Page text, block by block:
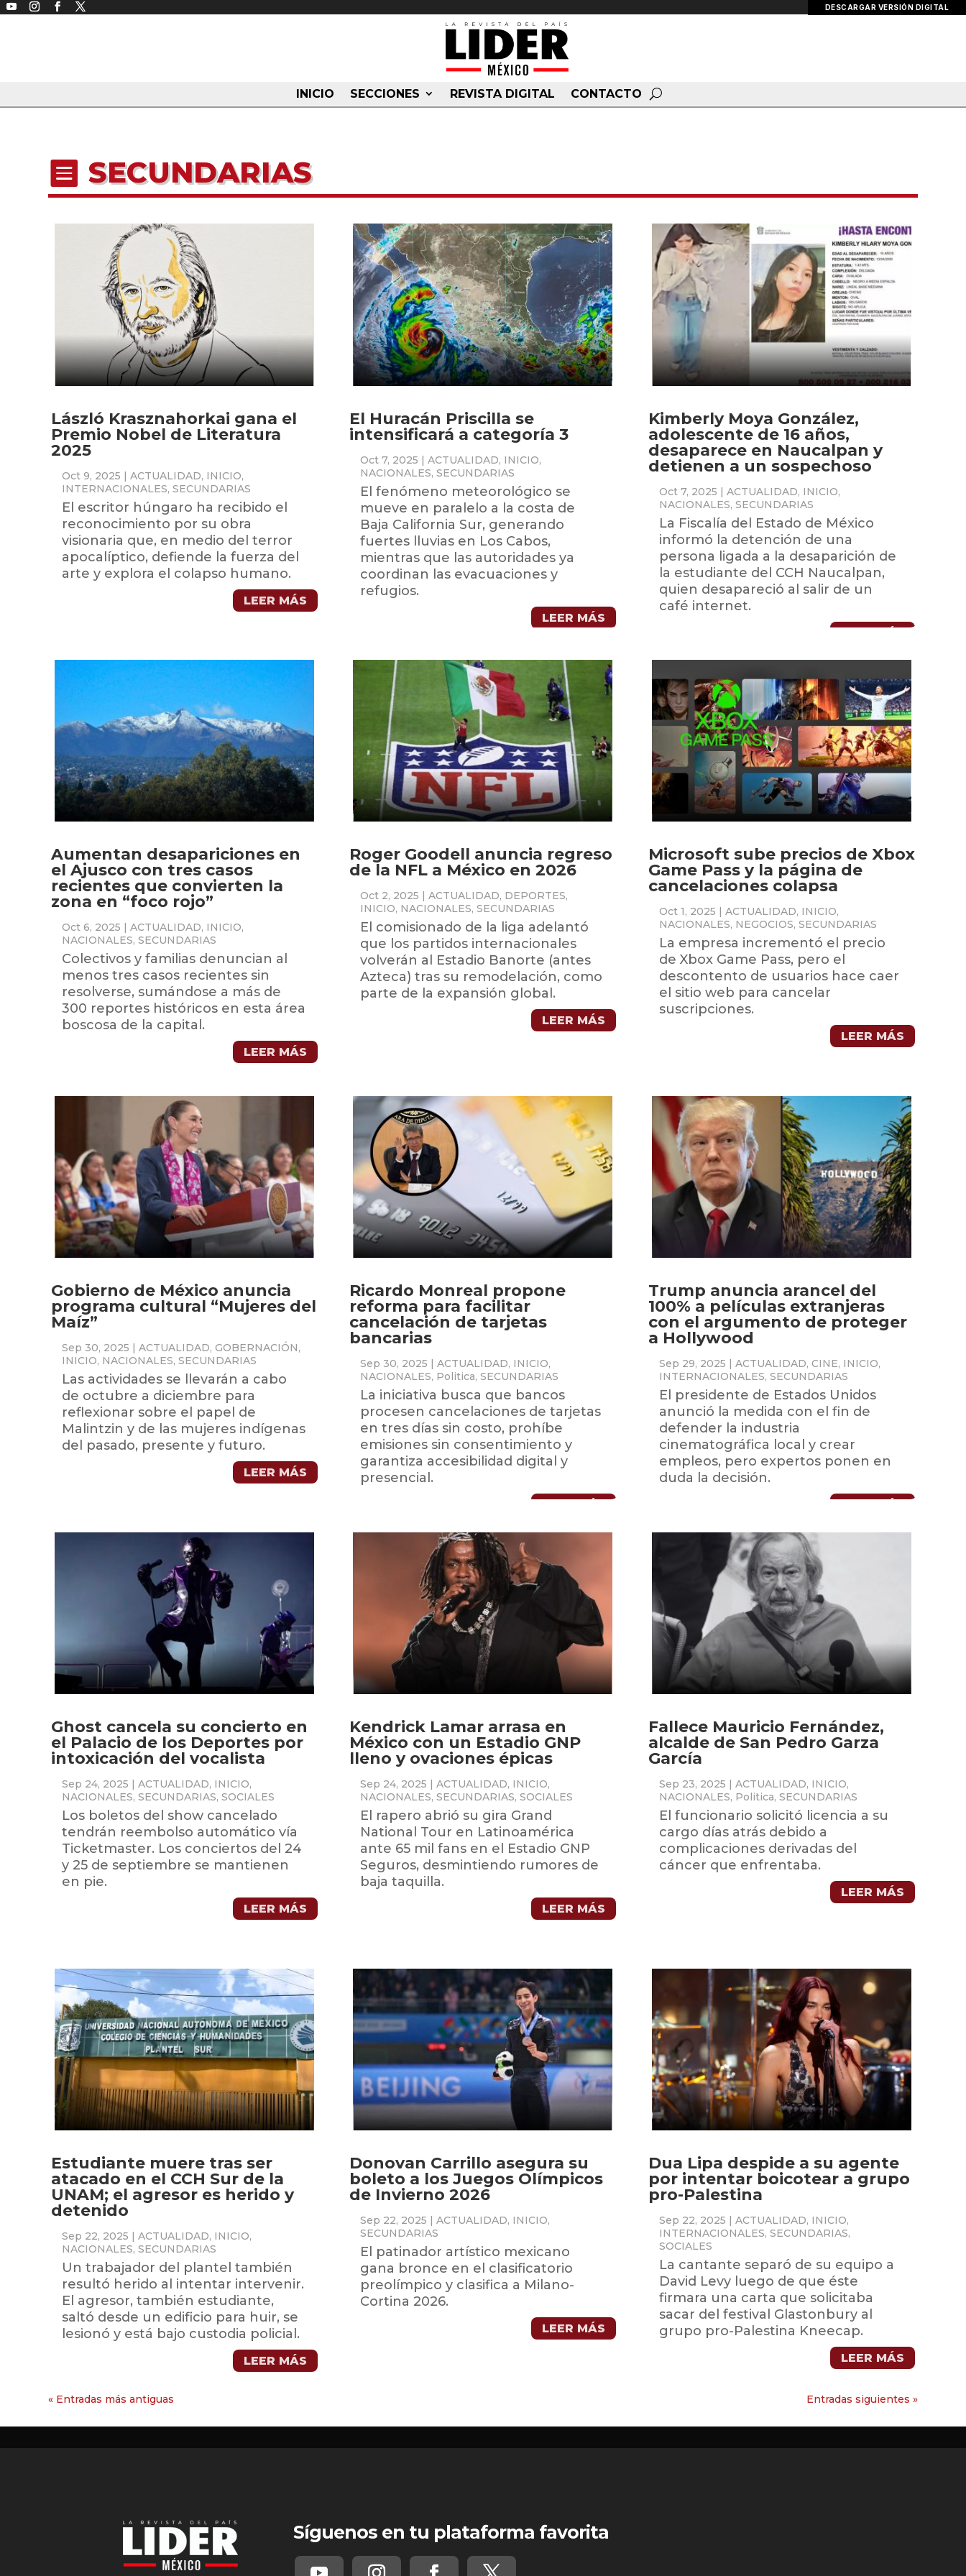
INICIO SECCIONES REVISTA DIGITAL CONTACTO
DESCARGAR VERSIÓN DIGITAL
 SECUNDARIAS
László Krasznahorkai gana el
Premio Nobel de Literatura
2025
Oct 9, 2025 |ACTUALIDAD, INICIO,
INTERNACIONALES,SECUNDARIAS
El escritor húngaro ha recibido el
reconocimiento por su obra
visionaria que, en medio del terror
apocalíptico, defiende la fuerza del
arte y explora el colapso humano.
LEER MÁS
Aumentan desapariciones en
el Ajusco con tres casos
recientes que convierten la
zona en “foco rojo”
Oct 6, 2025 |ACTUALIDAD, INICIO,
NACIONALES,SECUNDARIAS
Colectivos y familias denuncian al
menos tres casos recientes sin
resolverse, sumándose a más de
300 reportes históricos en esta área
boscosa de la capital.
LEER MÁS
Gobierno de México anuncia
programa cultural “Mujeres del
Maíz”
Sep 30, 2025 |ACTUALIDAD, GOBERNACIÓN,
INICIO, NACIONALES,SECUNDARIAS
Las actividades se llevarán a cabo
de octubre a diciembre para
reflexionar sobre el papel de
Malintzin y de las mujeres indígenas
del pasado, presente y futuro.
LEER MÁS
Ghost cancela su concierto en
el Palacio de los Deportes por
intoxicación del vocalista
Sep 24, 2025 |ACTUALIDAD, INICIO,
NACIONALES,SECUNDARIAS,SOCIALES
Los boletos del show cancelado
tendrán reembolso automático vía
Ticketmaster. Los conciertos del 24
y 25 de septiembre se mantienen
en pie.
LEER MÁS
Estudiante muere tras ser
atacado en el CCH Sur de la
UNAM; el agresor es herido y
detenido
Sep 22, 2025 |ACTUALIDAD, INICIO,
NACIONALES,SECUNDARIAS
Un trabajador del plantel también
resultó herido al intentar intervenir.
El agresor, también estudiante,
saltó desde un edificio para huir, se
lesionó y está bajo custodia policial.
LEER MÁS
El Huracán Priscilla se
intensificará a categoría 3
Oct 7, 2025 |ACTUALIDAD, INICIO,
NACIONALES,SECUNDARIAS
El fenómeno meteorológico se
mueve en paralelo a la costa de
Baja California Sur, generando
fuertes lluvias en Los Cabos,
mientras que las autoridades ya
coordinan las evacuaciones y
refugios.
LEER MÁS
Roger Goodell anuncia regreso
de la NFL a México en 2026
Oct 2, 2025 |ACTUALIDAD, DEPORTES,
INICIO, NACIONALES,SECUNDARIAS
El comisionado de la liga adelantó
que los partidos internacionales
volverán al Estadio Banorte (antes
Azteca) tras su remodelación, como
parte de la expansión global.
LEER MÁS
Ricardo Monreal propone
reforma para facilitar
cancelación de tarjetas
bancarias
Sep 30, 2025 |ACTUALIDAD, INICIO,
NACIONALES, Politica,SECUNDARIAS
La iniciativa busca que bancos
procesen cancelaciones de tarjetas
en tres días sin costo, prohíbe
emisiones sin consentimiento y
garantiza accesibilidad digital y
presencial.
Kendrick Lamar arrasa en
México con un Estadio GNP
lleno y ovaciones épicas
Sep 24, 2025 |ACTUALIDAD, INICIO,
NACIONALES,SECUNDARIAS,SOCIALES
El rapero abrió su gira Grand
National Tour en Latinoamérica
ante 65 mil fans en el Estadio GNP
Seguros, desmintiendo rumores de
baja taquilla.
LEER MÁS
Donovan Carrillo asegura su
boleto a los Juegos Olímpicos
de Invierno 2026
Sep 22, 2025 |ACTUALIDAD, INICIO,
SECUNDARIAS
El patinador artístico mexicano
gana bronce en el clasificatorio
preolímpico y clasifica a Milano-
Cortina 2026.
LEER MÁS
Kimberly Moya González,
adolescente de 16 años,
desaparece en Naucalpan y
detienen a un sospechoso
Oct 7, 2025 | ACTUALIDAD, INICIO,
NACIONALES, SECUNDARIAS
La Fiscalía del Estado de México
informó la detención de una
persona ligada a la desaparición de
la estudiante del CCH Naucalpan,
quien desapareció al salir de un
café internet.
Microsoft sube precios de Xbox
Game Pass y la página de
cancelaciones colapsa
Oct 1, 2025 ACTUALIDAD, INICIO,
NACIONALES, NEGOCIOS, SECUNDARIAS
La empresa incrementó el precio
de Xbox Game Pass, pero el
descontento de usuarios hace caer
el sitio web para cancelar
suscripciones.
LEER MÁS
Trump anuncia arancel del
100% a películas extranjeras
con el argumento de proteger
a Hollywood
Sep 29, 2025 ACTUALIDAD, CINE, INICIO,
INTERNACIONALES, SECUNDARIAS
El presidente de Estados Unidos
anunció la medida con el fin de
defender la industria
cinematográfica local y crear
empleos, pero expertos ponen en
duda la decisión.
Fallece Mauricio Fernández,
alcalde de San Pedro Garza
García
Sep 23, 2025 | ACTUALIDAD, INICIO,
NACIONALES, Politica, SECUNDARIAS
El funcionario solicitó licencia a su
cargo días atrás debido a
complicaciones derivadas del
cáncer que enfrentaba.
LEER MÁS
Dua Lipa despide a su agente
por intentar boicotear a grupo
pro-Palestina
Sep 22, 2025 | ACTUALIDAD, INICIO,
INTERNACIONALES, SECUNDARIAS,
SOCIALES
La cantante separó de su equipo a
David Levy luego de que éste
firmara una carta que solicitaba
sacar del festival Glastonbury al
grupo pro-Palestina Kneecap.
LEER MÁS
« Entradas más antiguas Entradas siguientes »
Síguenos en tu plataforma favorita